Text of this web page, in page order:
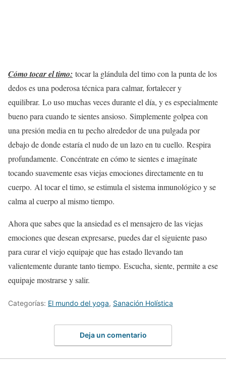
Cómo tocar el timo: tocar la glándula del timo con la punta de los
dedos es una poderosa técnica para calmar, fortalecer y
equilibrar. Lo uso muchas veces durante el día, y es especialmente
bueno para cuando te sientes ansioso. Simplemente golpea con
una presión media en tu pecho alrededor de una pulgada por
debajo de donde estaría el nudo de un lazo en tu cuello. Respira
profundamente. Concéntrate en cómo te sientes e imagínate
tocando suavemente esas viejas emociones directamente en tu
cuerpo. Al tocar el timo, se estimula el sistema inmunológico y se
calma al cuerpo al mismo tiempo.
Ahora que sabes que la ansiedad es el mensajero de las viejas
emociones que desean expresarse, puedes dar el siguiente paso
para curar el viejo equipaje que has estado llevando tan
valientemente durante tanto tiempo. Escucha, siente, permite a ese
equipaje mostrarse y salir.
Categorías: El mundo del yoga, Sanación Holística
Deja un comentario